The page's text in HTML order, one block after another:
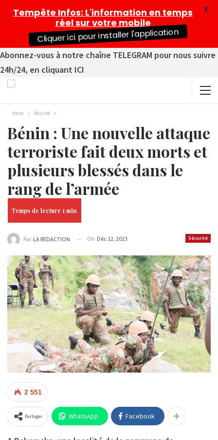
Abonnez-vous à notre chaîne TELEGRAM pour nous suivre
24h/24, en cliquant ICI
Home Sécurité
Bénin : Une nouvelle attaque
terroriste fait deux morts et
plusieurs blessés dans le
rang de l’armée
Sécurité
Par LA REDACTION On Déc 12, 2023
2 551
Partager WhatsApp Facebook
Tempête Infos: L'information en temps
réel sur votre mobile
Cliquer ici pour installer l'application
X